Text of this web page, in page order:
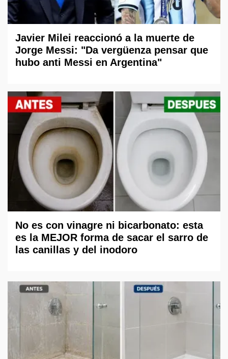
Javier Milei reaccionó a la muerte de
Jorge Messi: "Da vergüenza pensar que
hubo anti Messi en Argentina"
No es con vinagre ni bicarbonato: esta
es la MEJOR forma de sacar el sarro de
las canillas y del inodoro